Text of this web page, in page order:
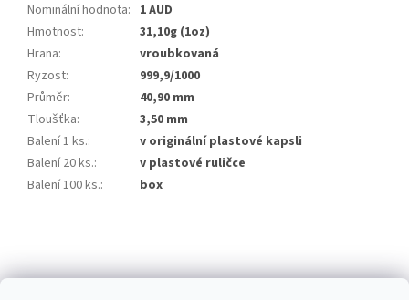
Nominální hodnota: 1 AUD
Hmotnost:
31,10g (1oz)
Hrana:
vroubkovaná
Ryzost:
999,9/1000
Průměr:
40,90 mm
Tloušťka:
3,50 mm
Balení 1 ks.:
v originální plastové kapsli
Balení 20 ks.:
v plastové ruličce
Balení 100 ks.: box
p